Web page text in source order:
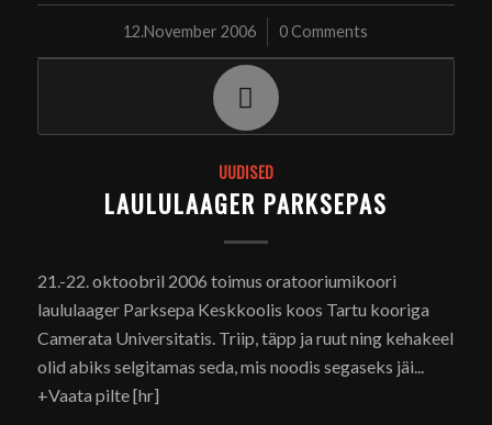
12.November 2006
/ 0 Comments
UUDISED
LAULULAAGER PARKSEPAS
21.-22. oktoobril 2006 toimus oratooriumikoori
laululaager Parksepa Keskkoolis koos Tartu kooriga
Camerata Universitatis. Triip, täpp ja ruut ning kehakeel
olid abiks selgitamas seda, mis noodis segaseks jäi...
+Vaata pilte [hr]